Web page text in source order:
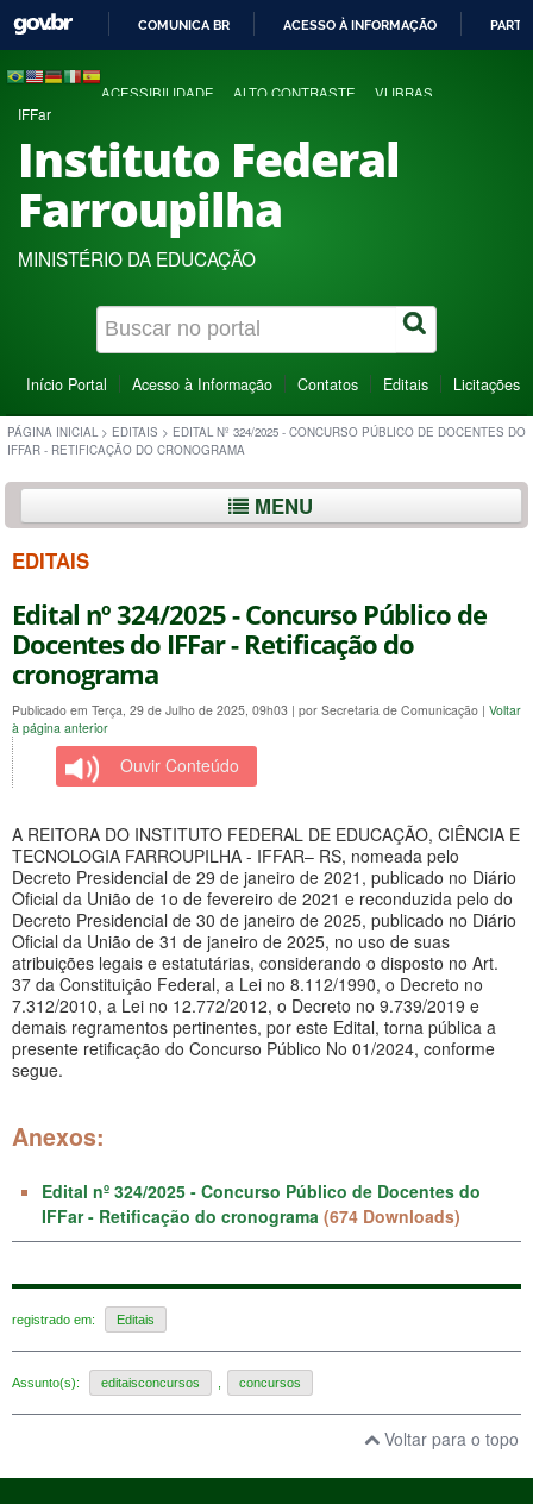
COMUNICA BR ACESSO À INFORMAÇÃO
ACESSIBILIDADE ALTO CONTRASTE VLIBRAS
IFFar
Instituto Federal
Farroupilha
MINISTÉRIO DA EDUCAÇÃO
Início Portal Acesso à Informação Contatos Editais Licitações
PÁGINA INICIAL > EDITAIS > EDITAL Nº 324/2025 - CONCURSO PÚBLICO DE DOCENTES DO
IFFAR - RETIFICAÇÃO DO CRONOGRAMA
MENU
EDITAIS
Edital nº 324/2025 - Concurso Público de
Docentes do IFFar - Retificação do
cronograma
Publicado em Terça, 29 de Julho de 2025, 09h03 | por Secretaria de Comunicação | Voltar
à página anterior
Ouvir Conteúdo
A REITORA DO INSTITUTO FEDERAL DE EDUCAÇÃO, CIÊNCIA E
TECNOLOGIA FARROUPILHA - IFFAR– RS, nomeada pelo
Decreto Presidencial de 29 de janeiro de 2021, publicado no Diário
Oficial da União de 1o de fevereiro de 2021 e reconduzida pelo do
Decreto Presidencial de 30 de janeiro de 2025, publicado no Diário
Oficial da União de 31 de janeiro de 2025, no uso de suas
atribuições legais e estatutárias, considerando o disposto no Art.
37 da Constituição Federal, a Lei no 8.112/1990, o Decreto no
7.312/2010, a Lei no 12.772/2012, o Decreto no 9.739/2019 e
demais regramentos pertinentes, por este Edital, torna pública a
presente retificação do Concurso Público No 01/2024, conforme
segue.
Anexos:
Edital nº 324/2025 - Concurso Público de Docentes do
IFFar - Retificação do cronograma (674 Downloads)
registrado em: Editais
Assunto(s): editaisconcursos concursos
Voltar para o topo